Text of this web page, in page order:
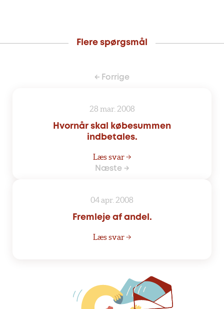
Flere spørgsmål
← Forrige
28 mar. 2008
Hvornår skal købesummen
indbetales.
Læs svar →
Næste →
04 apr. 2008
Fremleje af andel.
Læs svar →